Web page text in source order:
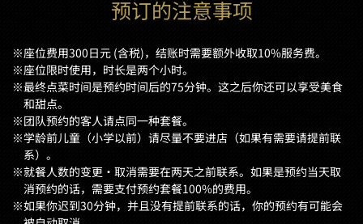
预订的注意事项
※座位费用300日元 (含税)，结账时需要额外收取10%服务费。
※座位限时使用，时长是两个小时。
※最终点菜时间是预约时间后的75分钟。这之后你还可以享受美食
和甜点。
※团队预约的客人请点同一种套餐。
※学龄前儿童（小学以前）请尽量不要进店（如果有需要请提前联
系）。
※就餐人数的变更·取消需要在两天之前联系。如果是预约当天取
消预约的话，需要支付预约套餐100%的费用。
※如果你迟到30分钟，并且没有提前联系的话，你的预约有可能会